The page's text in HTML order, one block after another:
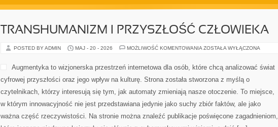
TRANSHUMANIZM I PRZYSZŁOŚĆ CZŁOWIEKA
POSTED BY ADMIN MAJ - 20 - 2026 MOŻLIWOŚĆ KOMENTOWANIA TRANSHUMANIZM
CZŁOWIEKA
ZOSTAŁA WYŁĄCZONA
Augmentyka to wizjonerska przestrzeń internetowa dla osób, które chcą analizować świat
cyfrowej przyszłości oraz jego wpływ na kulturę. Strona została stworzona z myślą o
czytelnikach, którzy interesują się tym, jak automaty zmieniają nasze otoczenie. To miejsce,
w którym innowacyjność nie jest przedstawiana jedynie jako suchy zbiór faktów, ale jako
ważna część rzeczywistości. Na stronie można znaleźć publikacje poświęcone zagadnieniom,